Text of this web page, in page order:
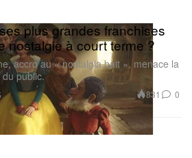
plus grandes franchises
nostalgie à court terme ?
accro au « nostalgia bait », menace la
public.
831 0